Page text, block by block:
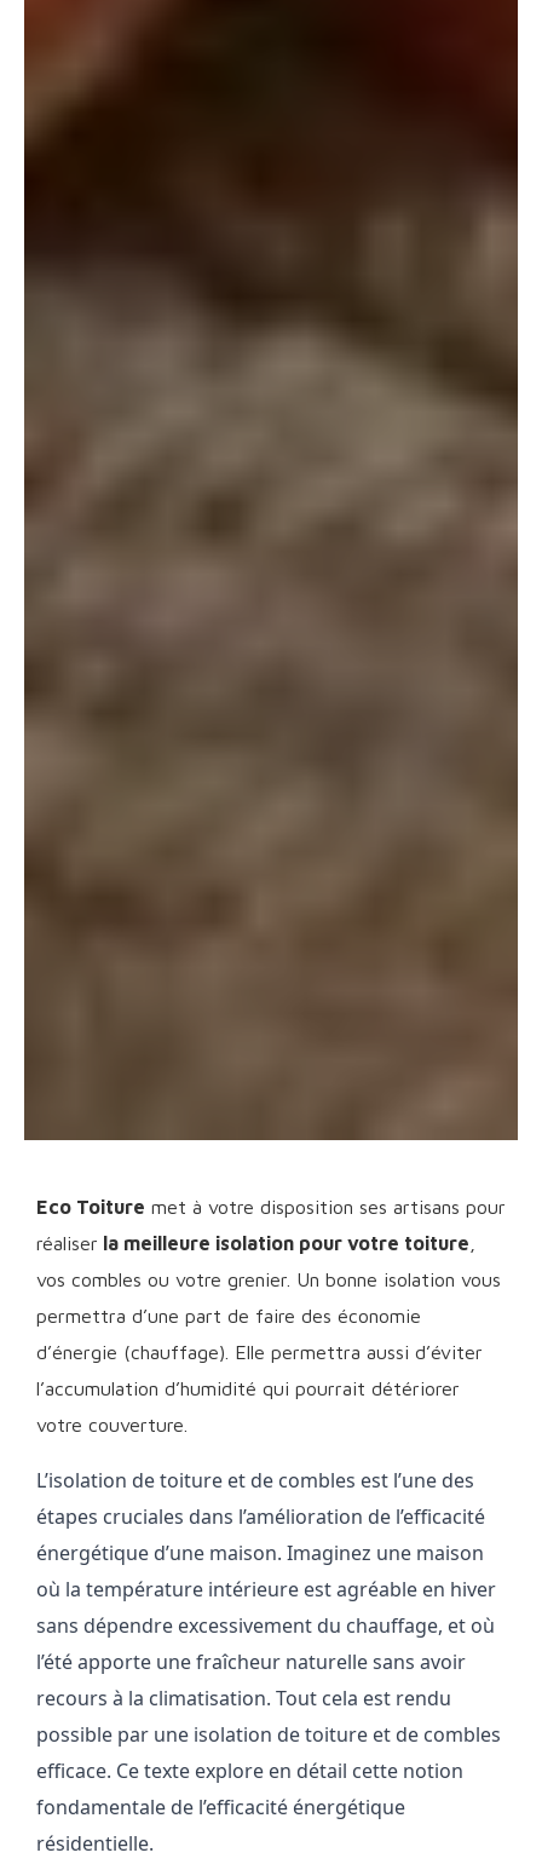
Eco Toiture met à votre disposition ses artisans pour
réaliser la meilleure isolation pour votre toiture
vos combles ou votre grenier. Un bonne isolation vous
permettra d’une part de faire des économie
d’énergie (chauffage). Elle permettra aussi d’éviter
l’accumulation d’humidité qui pourrait détériorer
votre couverture.
L’isolation de toiture et de combles est l’une des
étapes cruciales dans l’amélioration de l’efficacité
énergétique d’une maison. Imaginez une maison
où la température intérieure est agréable en hiver
sans dépendre excessivement du chauffage, et où
l’été apporte une fraîcheur naturelle sans avoir
recours à la climatisation. Tout cela est rendu
possible par une isolation de toiture et de combles
efficace. Ce texte explore en détail cette notion
fondamentale de l’efficacité énergétique
résidentielle.